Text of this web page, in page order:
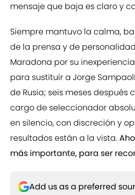
mensaje que baja es claro y
Siempre mantuvo la calma,
de la prensa y de
Maradona por su
para sustituir a Jorge
de Rusia; seis meses después
cargo de seleccionador
en silencio, con discreción y
resultados están a la vista.
más importante, para ser
Add us as a preferred